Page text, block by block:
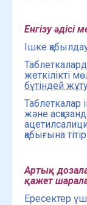
Енгізу әдісі
Ішке
жеткілікті
бүтіндей
Таблеткалар
және
қабығына
Артық
қажет
Ересектер